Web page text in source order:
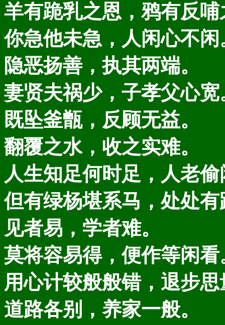
羊有跪乳之恩，鸦有反哺
你急他未急，人闲心不闲
隐恶扬善，执其两端。
妻贤夫祸少，子孝父心宽
既坠釜甑，反顾无益。
翻覆之水，收之实难。
人生知足何时足，人老
但有绿杨堪系马，处处
见者易，学者难。
莫将容易得，便作等闲看
用心计较般般错，退步
道路各别，养家一般。